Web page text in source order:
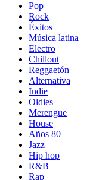
Pop
Rock
Éxitos
Música latina
Electro
Chillout
Reggaetón
Alternativa
Indie
Oldies
Merengue
House
Años 80
Jazz
Hip hop
R&B
Rap